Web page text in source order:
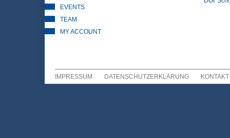
EVENTS
TEAM
MY ACCOUNT
IMPRESSUM DATENSCHUTZERKLÄRUNG KONTAKT